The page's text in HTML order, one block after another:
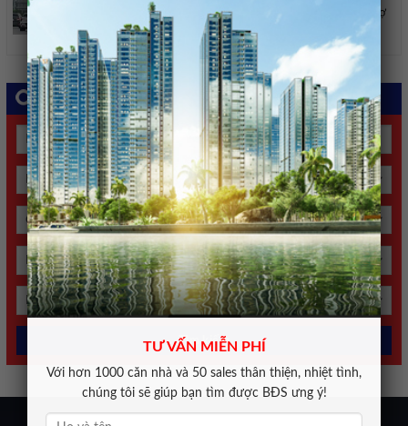
TƯ VẤN MIỄN PHÍ
Với hơn 1000 căn nhà và 50 sales thân thiện, nhiệt tình,
chúng tôi sẽ giúp bạn tìm được BĐS ưng ý!
Bắc Ninh tìm nhà đầu tư dự án khu đô thị hỗn hợp và chợ
quốc tế Bắc Giang, quy mô 295 ha, tổng vốn 30.656 tỷ
đồng. Dự án khu đô thị hỗn hợp và chợ quốc tế Bắc Giang
nằm tại phường ...
Tìm kiếm bất động sản